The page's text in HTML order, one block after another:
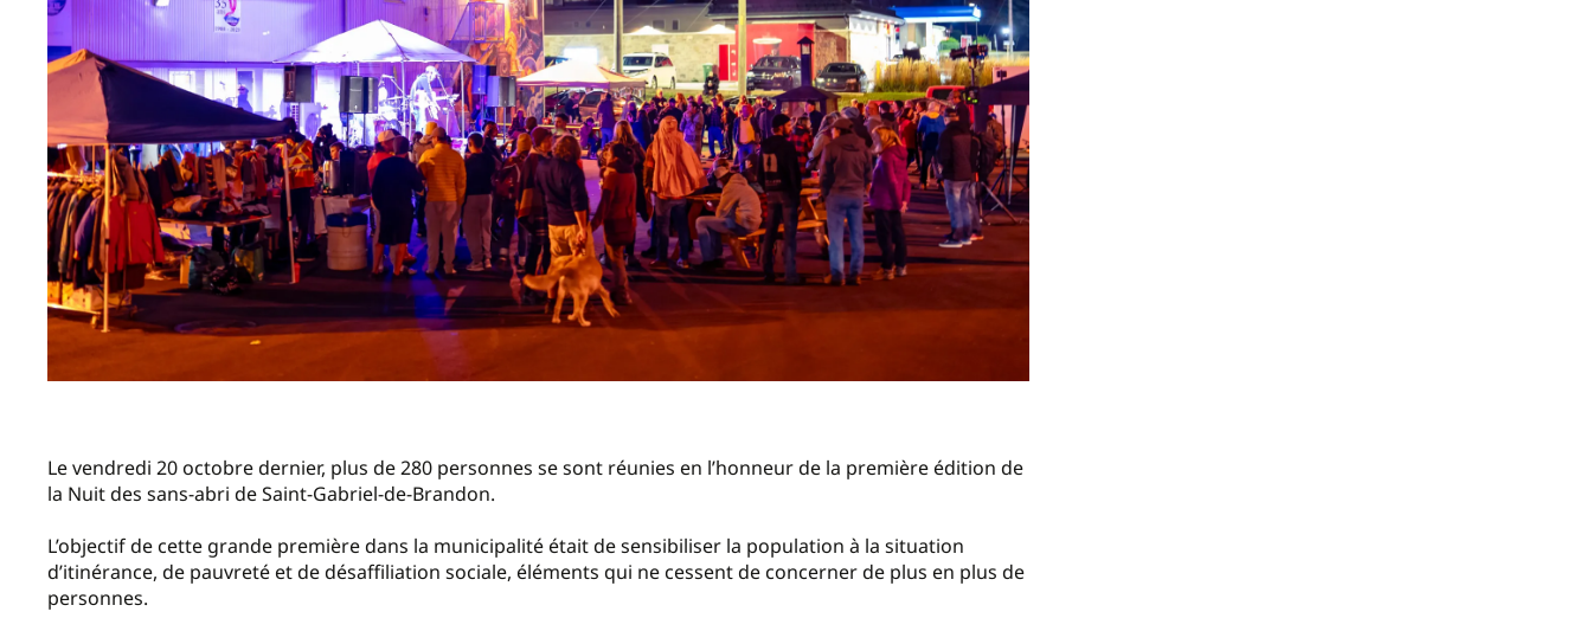
Le vendredi 20 octobre dernier, plus de 280 personnes se sont réunies en l’honneur de la première édition de
la Nuit des sans-abri de Saint-Gabriel-de-Brandon.
L’objectif de cette grande première dans la municipalité était de sensibiliser la population à la situation
d’itinérance, de pauvreté et de désaffiliation sociale, éléments qui ne cessent de concerner de plus en plus de
personnes.